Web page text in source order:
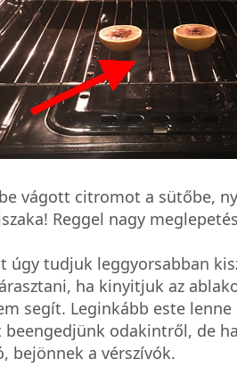
vágott citromot a sütőbe,
Reggel nagy
úgy tudjuk leggyorsabban
ha kinyitjuk az
segít. Leginkább este
odakintről, de
bejönnek a vérszívók.